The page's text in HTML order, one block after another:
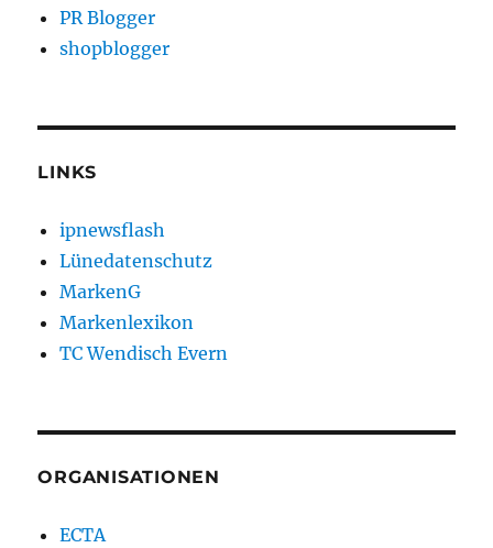
PR Blogger
shopblogger
LINKS
ipnewsflash
Lünedatenschutz
MarkenG
Markenlexikon
TC Wendisch Evern
ORGANISATIONEN
ECTA